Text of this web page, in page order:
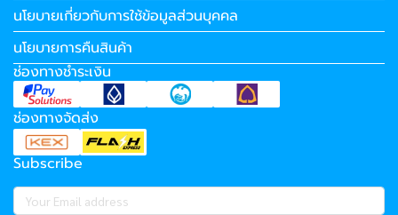
นโยบายเกี่ยวกับการใช้ข้อมูลส่วนบุคคล
นโยบายการคืนสินค้า
ช่องทางชำระเงิน
ช่องทางจัดส่ง
Subscribe